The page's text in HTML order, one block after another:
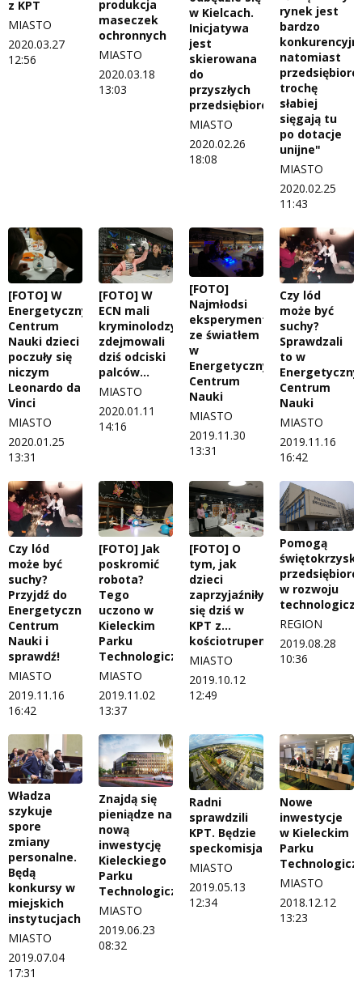
z KPT
MIASTO
2020.03.27
12:56
produkcja
maseczek
ochronnych
MIASTO
2020.03.18
13:03
w Kielcach.
Inicjatywa
jest
skierowana
do
przyszłych
przedsiębiorców
MIASTO
2020.02.26
18:08
rynek jest
bardzo
natomiast
trochę
słabiej
sięgają tu
po dotacje
unijne"
MIASTO
2020.02.25
11:43
[FOTO] W
Energetycznym
Centrum
Nauki dzieci
poczuły się
niczym
Leonardo da
Vinci
MIASTO
2020.01.25
13:31
[FOTO] W
ECN mali
kryminolodzy
zdejmowali
dziś odciski
palców...
MIASTO
2020.01.11
14:16
[FOTO]
Najmłodsi
eksperymentowali
ze światłem
w
Energetycznym
Centrum
Nauki
MIASTO
2019.11.30
13:31
Czy lód
może być
suchy?
Sprawdzali
to w
Centrum
Nauki
MIASTO
2019.11.16
16:42
Czy lód
może być
suchy?
Przyjdź do
Energetycznego
Centrum
Nauki i
sprawdź!
MIASTO
2019.11.16
16:42
[FOTO] Jak
poskromić
robota?
Tego
uczono w
Kieleckim
Parku
Technologicznym
MIASTO
2019.11.02
13:37
[FOTO] O
tym, jak
dzieci
zaprzyjaźniły
się dziś w
KPT z...
kościotrupem!
MIASTO
2019.10.12
12:49
Pomogą
w rozwoju
REGION
2019.08.28
10:36
Władza
szykuje
spore
zmiany
personalne.
Będą
konkursy w
miejskich
instytucjach
MIASTO
2019.07.04
17:31
Znajdą się
pieniądze na
nową
inwestycję
Kieleckiego
Parku
Technologicznego?
MIASTO
2019.06.23
08:32
Radni
sprawdzili
KPT. Będzie
speckomisja
MIASTO
2019.05.13
12:34
Nowe
inwestycje
w Kieleckim
Parku
MIASTO
2018.12.12
13:23